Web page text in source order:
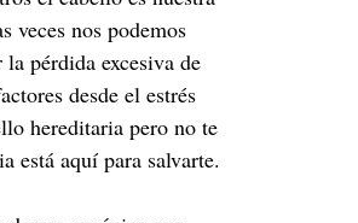
veces nos podemos
pérdida excesiva de
desde el estrés
hereditaria pero no te
está aquí para salvarte.